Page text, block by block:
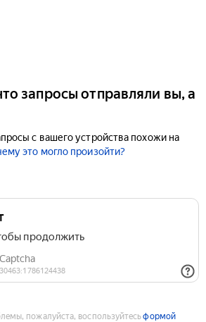
запросы отправляли вы, а
с вашего устройства похожи на
это могло произойти?
пожалуйста, воспользуйтесьформой